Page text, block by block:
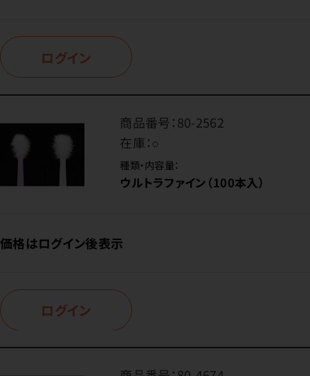
ログイン
商品番号：80-2562
在庫：○
種類・内容量：
ウルトラファイン（100本入）
価格はログイン後表示
ログイン